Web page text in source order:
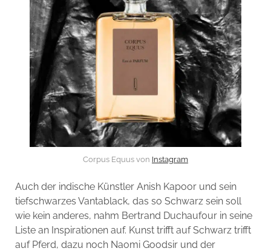
Corpus Equus von Instagram
Auch der indische Künstler Anish Kapoor und sein
tiefschwarzes Vantablack, das so Schwarz sein soll
wie kein anderes, nahm Bertrand Duchaufour in seine
Liste an Inspirationen auf. Kunst trifft auf Schwarz trifft
auf Pferd, dazu noch Naomi Goodsir und der